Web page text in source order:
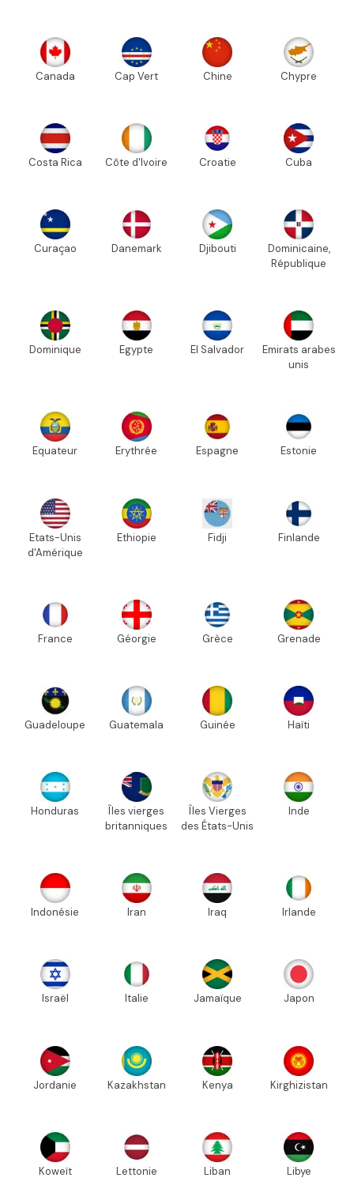
Canada Cap Vert Chine Chypre
Costa Rica Côte d'Ivoire Croatie Cuba
Curaçao Danemark Djibouti
Dominicaine,
République
Dominique Egypte El Salvador
Emirats arabes
unis
Equateur Erythrée Espagne Estonie
Etats-Unis
d'Amérique
Ethiopie Fidji Finlande
France Géorgie Grèce Grenade
Guadeloupe Guatemala Guinée Haïti
Honduras
Îles vierges
britanniques
Îles Vierges
des États-Unis
Inde
Indonésie Iran Iraq Irlande
Israël Italie Jamaïque Japon
Jordanie Kazakhstan Kenya Kirghizistan
Koweït Lettonie Liban Libye